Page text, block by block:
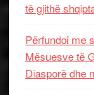
të gjithë
Përfundoi me
Mësuesve të
Diasporë dhe